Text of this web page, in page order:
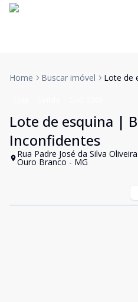
Home Buscar imóvel Lote de
Lote de esquina |
Inconfidentes
Rua Padre José da Silva
Ouro Branco - MG